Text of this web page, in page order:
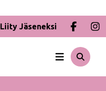
Liity Jäseneksi